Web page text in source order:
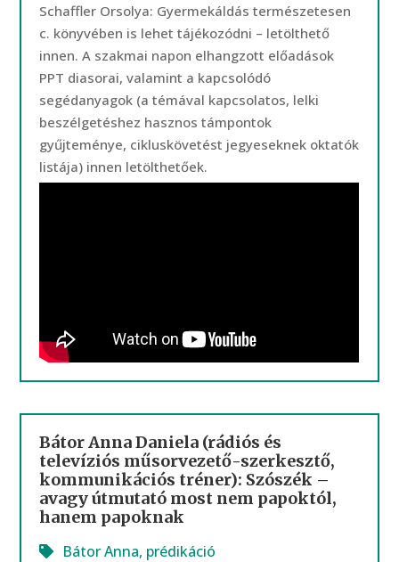
Schaffler Orsolya: Gyermekáldás természetesen
c. könyvében is lehet tájékozódni – letölthető
innen. A szakmai napon elhangzott előadások
PPT diasorai, valamint a kapcsolódó
segédanyagok (a témával kapcsolatos, lelki
beszélgetéshez hasznos támpontok
gyűjteménye, cikluskövetést jegyeseknek oktatók
listája) innen letölthetőek.
Bátor Anna Daniela (rádiós és
televíziós műsorvezető-szerkesztő,
kommunikációs tréner): Szószék –
avagy útmutató most nem papoktól,
hanem papoknak
Bátor Anna, prédikáció